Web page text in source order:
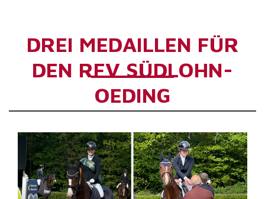
DREI MEDAILLEN FÜR
DEN RFV SÜDLOHN-
OEDING